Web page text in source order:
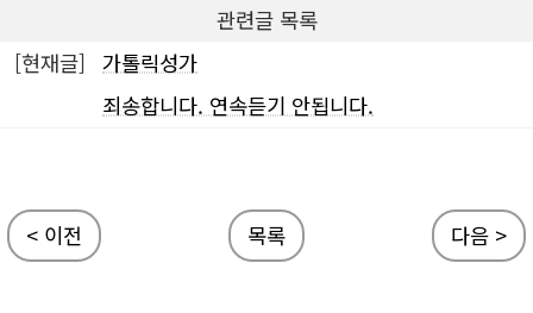
관련글 목록
[현재글]
가톨릭성가
죄송합니다. 연속듣기 안됩니다.
< 이전 목록 다음 >